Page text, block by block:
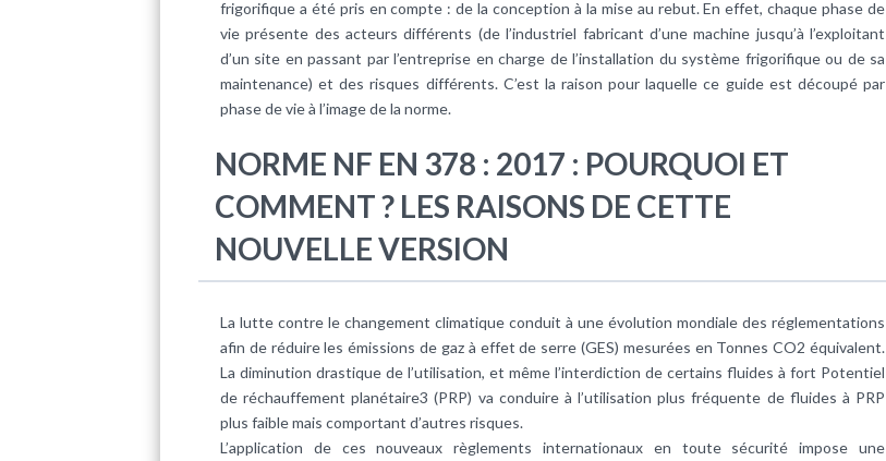
frigorifique a été pris en compte : de la conception à la mise au rebut. En effet, chaque phase de
vie présente des acteurs différents (de l’industriel fabricant d’une machine jusqu’à l’exploitant
d’un site en passant par l’entreprise en charge de l’installation du système frigorifique ou de sa
maintenance) et des risques différents. C’est la raison pour laquelle ce guide est découpé par
phase de vie à l’image de la norme.
NORME NF EN 378 : 2017 : POURQUOI ET
COMMENT ? LES RAISONS DE CETTE
NOUVELLE VERSION
La lutte contre le changement climatique conduit à une évolution mondiale des réglementations
afin de réduire les émissions de gaz à effet de serre (GES) mesurées en Tonnes CO2 équivalent.
La diminution drastique de l’utilisation, et même l’interdiction de certains fluides à fort Potentiel
de réchauffement planétaire3 (PRP) va conduire à l’utilisation plus fréquente de fluides à PRP
plus faible mais comportant d’autres risques.
L’application de ces nouveaux règlements internationaux en toute sécurité impose une